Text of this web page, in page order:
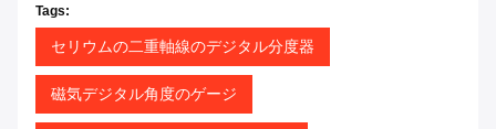
Tags:
セリウムの二重軸線のデジタル分度器
磁気デジタル角度のゲージ